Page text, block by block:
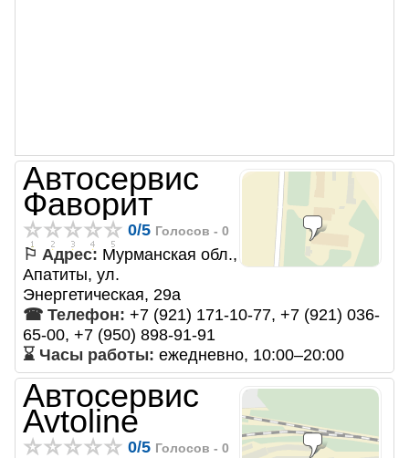
Автосервис
Фаворит
0/5 Голосов - 0
⚐ Адрес: Мурманская обл.,
Апатиты, ул.
Энергетическая, 29а
☎ Телефон: +7 (921) 171-10-77, +7 (921) 036-
65-00, +7 (950) 898-91-91
⌛ Часы работы: ежедневно, 10:00–20:00
Автосервис
Avtoline
0/5 Голосов - 0